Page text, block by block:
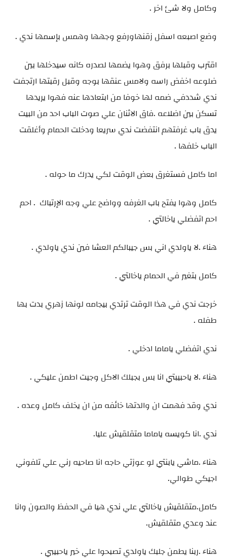
وكامل ولا شئ اخر .
وضع اصبعه اسفل زقنهاورفع وجهها وهمس بإسمها ندي .
اقترب وقبلها برفق وهوا يضمها لصدره كانه سيدخلها بين
ضلوعه اخفض راسه ولامس عنقها بوجه وقبل رقبتها ارتجفت
ندي شددفي ضمه لها خوفا من ابتعادها عنه فهوا يريدها
تسكن بين اضلاعه .فاق الاثنان علي صوت الباب احد من البيت
يدق باب غرفتهم انتفضت ندي سريعا ودخلت الحمام وأغلقت
الباب خلفها .
اما كامل فستغرق بعض الوقت لكي يدرك ما حوله .
كامل وهوا يفتح باب الغرفه وواضح علي وجه الإرتباك . احم
احم اتفضلي ياخالتي .
هناء .لا ياولدي اني بس جيبالكم العشا فين ندي ياولدي .
كامل بتغير في الحمام ياخالتي .
خرجت ندي في هذا الوقت ترتدي بيجامه لونها زهري بدت بها
طفله .
ندي اتفضلي ياماما ادخلي .
هناء .لا ياحبيبتي انا بس بجبلك الاكل وجيت اطمن عليكي .
ندي وقد فهمت ان والدتها خائفه من ان يخلف كامل وعده .
ندي .انا كويسه ياماما متقلقيش عليا.
هناء .ماشي يابنتي لو عوزتي حاجه انا صاحيه رني علي تلفوني
اجيكي طوالي.
كامل.متقلقيش ياخالتي علي ندي هيا في الحفظ والصون وانا
عند وعدي متقلقيش.
هناء .ربنا يطمن جلبك ياولدي تصبحوا علي خير ياحبيبي .